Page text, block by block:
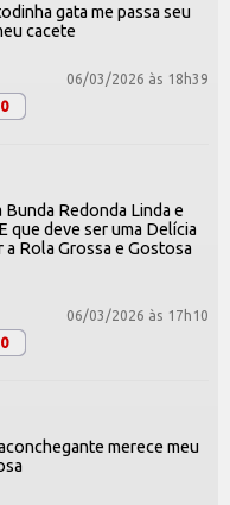
gata me passa seu
cacete
06/03/2026 às 18h39
0
Bunda Redonda Linda e
que deve ser uma Delícia
Rola Grossa e Gostosa
06/03/2026 às 17h10
0
merece meu